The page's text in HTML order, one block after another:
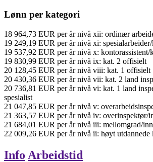
Lønn per kategori
18 964,73 EUR per årnivå xii: ordinær
19 249,19 EUR per årnivå xi:
19 537,92 EUR per årnivå x: kontorassistent/
19 830,99 EUR per årnivå ix: kat. 2 offisielt
20 128,45 EUR per årnivå viii: kat. 1 offisielt
20 430,36 EUR per årnivå vii: kat. 2 land
20 736,81 EUR per årnivå vi: kat. 1 land
spesialist
21 047,85 EUR per årnivå v:
21 363,57 EUR per årnivå iv: overinspektør/
21 684,01 EUR per årnivå iii: mellomgrad/
22 009,26 EUR per årnivå ii: høyt utdannede
Info Arbeidstid